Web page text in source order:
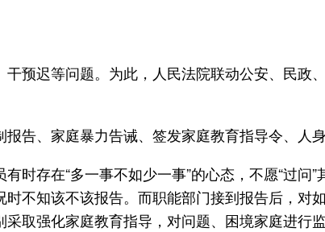
预迟等问题。为此，人民法院联动公安、民政
告、家庭暴力告诫、签发家庭教育指导令、人
时存在“多一事不如少一事”的心态，不愿“过问
不知该不该报告。而职能部门接到报告后，对
取强化家庭教育指导，对问题、困境家庭进行